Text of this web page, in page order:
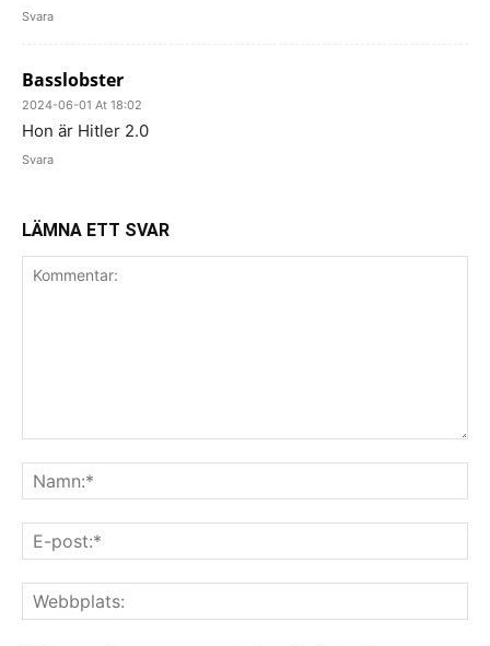
Svara
Basslobster
2024-06-01 At 18:02
Hon är Hitler 2.0
Svara
LÄMNA ETT SVAR